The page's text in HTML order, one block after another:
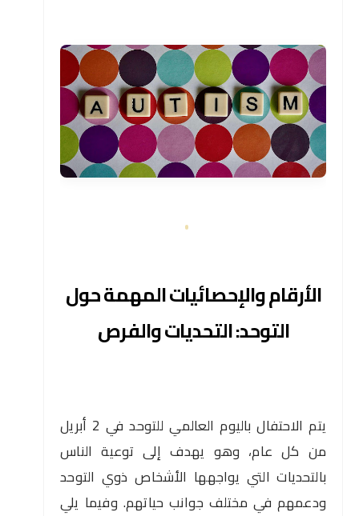
الأرقام والإحصائيات المهمة حول
التوحد: التحديات والفرص
يتم الاحتفال باليوم العالمي للتوحد في 2 أبريل
من كل عام، وهو يهدف إلى توعية الناس
بالتحديات التي يواجهها الأشخاص ذوي التوحد
ودعمهم في مختلف جوانب حياتهم. وفيما يلي